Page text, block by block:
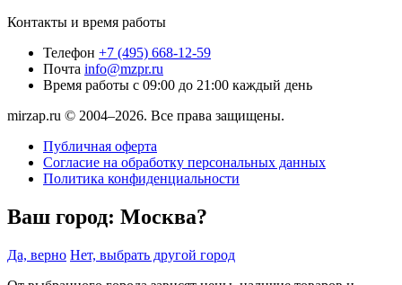
Контакты и время работы
Телефон +7 (495) 668-12-59
Почта info@mzpr.ru
Время работы с 09:00 до 21:00 каждый день
mirzap.ru © 2004–2026. Все права защищены.
Публичная оферта
Согласие на обработку персональных данных
Политика конфиденциальности
Ваш город: Москва?
Да, верно Нет, выбрать другой город